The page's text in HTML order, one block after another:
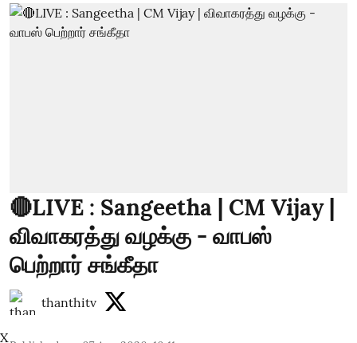
🔴LIVE : Sangeetha | CM Vijay |
விவாகரத்து வழக்கு - வாபஸ்
பெற்றார் சங்கீதா
thanthitv
X